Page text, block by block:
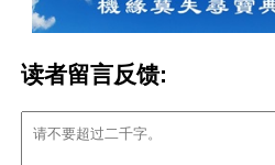
读者留言反馈: